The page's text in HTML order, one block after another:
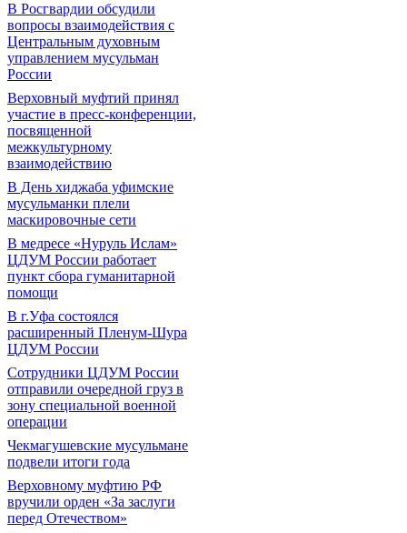
В Росгвардии обсудили
вопросы взаимодействия с
Центральным духовным
управлением мусульман
России
Верховный муфтий принял
участие в пресс-конференции,
посвященной
межкультурному
взаимодействию
В День хиджаба уфимские
мусульманки плели
маскировочные сети
В медресе «Нуруль Ислам»
ЦДУМ России работает
пункт сбора гуманитарной
помощи
В г.Уфа состоялся
расширенный Пленум-Шура
ЦДУМ России
Сотрудники ЦДУМ России
отправили очередной груз в
зону специальной военной
операции
Чекмагушевские мусульмане
подвели итоги года
Верховному муфтию РФ
вручили орден «За заслуги
перед Отечеством»